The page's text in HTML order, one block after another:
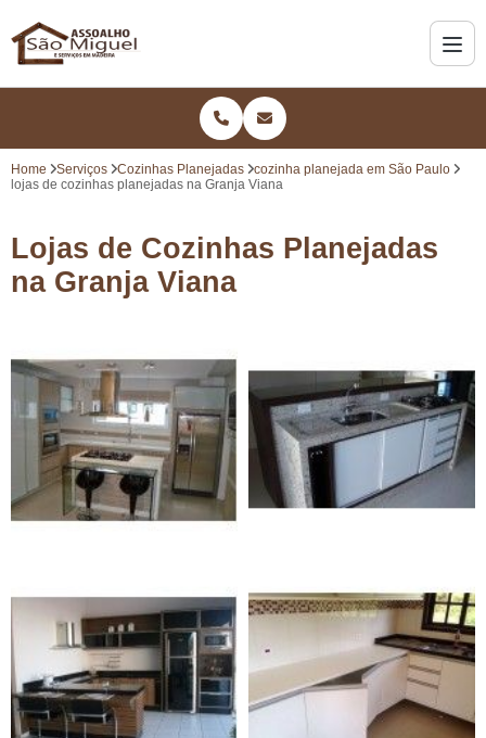
Home Serviços Cozinhas Planejadas
cozinha planejada em São Paulo
lojas de cozinhas planejadas na Granja Viana
Lojas de Cozinhas Planejadas
na Granja Viana